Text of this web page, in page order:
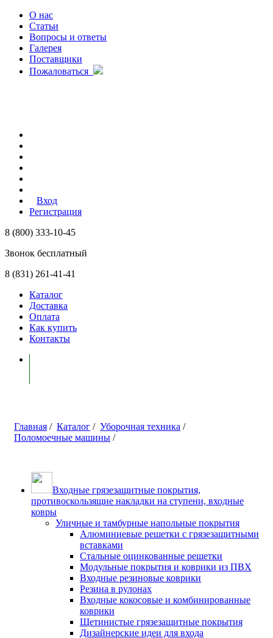
О нас
Статьи
Вопросы и ответы
Галерея
Поставщики
Пожаловаться
Вход
Регистрация
8 (800) 333-10-45
Звонок бесплатный
8 (831) 261-41-41
Каталог
Доставка
Оплата
Как купить
Контакты
Главная / Каталог / Уборочная техника /
Поломоечные машины /
Входные грязезащитные покрытия,
противоскользящие накладки на ступени, входные
ковры
Уличные и тамбурные напольные покрытия
Алюминиевые решетки с грязезащитными
вставками
Стальные оцинкованные решетки
Модульные покрытия и коврики из ПВХ
Входные резиновые коврики
Резина в рулонах
Входные кокосовые и комбинированные
коврики
Щетинистые грязезащитные покрытия
Дизайнерские идеи для входа